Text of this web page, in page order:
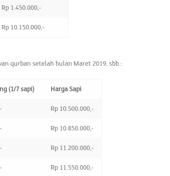
Rp 1.450.000,-
Rp 10.150.000,-
qurban setelah bulan Maret 2019, sbb :
(1/7 sapi) Harga Sapi
Rp 10.500.000,-
Rp 10.850.000,-
Rp 11.200.000,-
Rp 11.550.000,-